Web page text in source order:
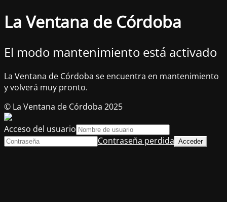
La Ventana de Córdoba
El modo mantenimiento está activado
La Ventana de Córdoba se encuentra en mantenimiento
y volverá muy pronto.
© La Ventana de Córdoba 2025
Acceso del usuario
Contraseña perdida